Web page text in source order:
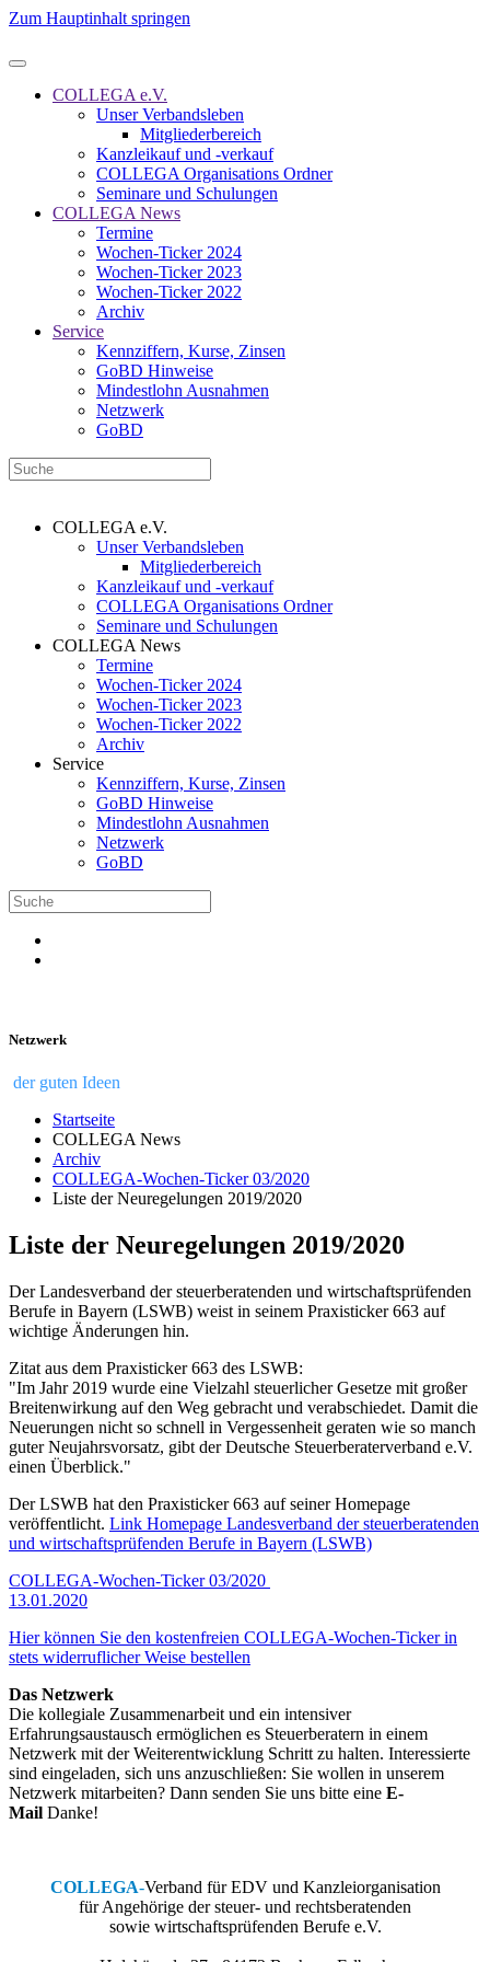
Zum Hauptinhalt springen
COLLEGA e.V.
Unser Verbandsleben
Mitgliederbereich
Kanzleikauf und -verkauf
COLLEGA Organisations Ordner
Seminare und Schulungen
COLLEGA News
Termine
Wochen-Ticker 2024
Wochen-Ticker 2023
Wochen-Ticker 2022
Archiv
Service
Kennziffern, Kurse, Zinsen
GoBD Hinweise
Mindestlohn Ausnahmen
Netzwerk
GoBD
COLLEGA e.V.
Unser Verbandsleben
Mitgliederbereich
Kanzleikauf und -verkauf
COLLEGA Organisations Ordner
Seminare und Schulungen
COLLEGA News
Termine
Wochen-Ticker 2024
Wochen-Ticker 2023
Wochen-Ticker 2022
Archiv
Service
Kennziffern, Kurse, Zinsen
GoBD Hinweise
Mindestlohn Ausnahmen
Netzwerk
GoBD
Netzwerk
der guten Ideen
Startseite
COLLEGA News
Archiv
COLLEGA-Wochen-Ticker 03/2020
Liste der Neuregelungen 2019/2020
Liste der Neuregelungen 2019/2020
Der Landesverband der steuerberatenden und wirtschaftsprüfenden
Berufe in Bayern (LSWB) weist in seinem Praxisticker 663 auf
wichtige Änderungen hin.
Zitat aus dem Praxisticker 663 des LSWB:
"Im Jahr 2019 wurde eine Vielzahl steuerlicher Gesetze mit großer
Breitenwirkung auf den Weg gebracht und verabschiedet. Damit die
Neuerungen nicht so schnell in Vergessenheit geraten wie so manch
guter Neujahrsvorsatz, gibt der Deutsche Steuerberaterverband e.V.
einen Überblick."
Der LSWB hat den Praxisticker 663 auf seiner Homepage
veröffentlicht. Link Homepage Landesverband der steuerberatenden
und wirtschaftsprüfenden Berufe in Bayern (LSWB)
COLLEGA-Wochen-Ticker 03/2020
13.01.2020
Hier können Sie den kostenfreien COLLEGA-Wochen-Ticker in
stets widerruflicher Weise bestellen
Das Netzwerk
Die kollegiale Zusammenarbeit und ein intensiver
Erfahrungsaustausch ermöglichen es Steuerberatern in einem
Netzwerk mit der Weiterentwicklung Schritt zu halten. Interessierte
sind eingeladen, sich uns anzuschließen: Sie wollen in unserem
Netzwerk mitarbeiten? Dann senden Sie uns bitte eine E-
Mail Danke!
COLLEGA-Verband für EDV und Kanzleiorganisation
für Angehörige der steuer- und rechtsberatenden
sowie wirtschaftsprüfenden Berufe e.V.